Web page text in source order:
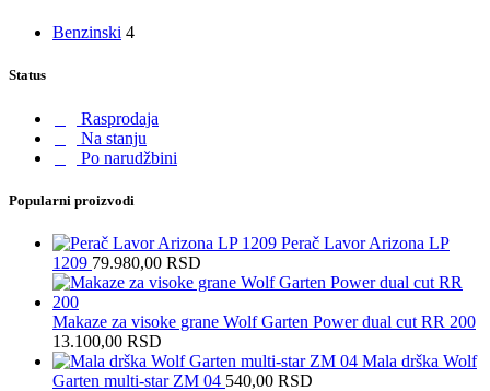
Benzinski 4
Status
Rasprodaja
Na stanju
Po narudžbini
Popularni proizvodi
Perač Lavor Arizona LP
1209 79.980,00 RSD
Makaze za visoke grane Wolf Garten Power dual cut RR 200
13.100,00 RSD
Mala drška Wolf
Garten multi-star ZM 04 540,00 RSD